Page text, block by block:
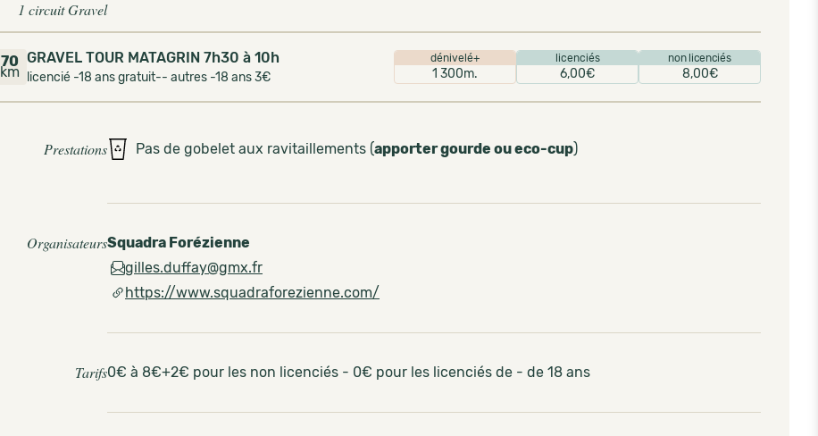
1 circuit Gravel
70
km
GRAVEL TOUR MATAGRIN 7h30 à 10h
licencié -18 ans gratuit-- autres -18 ans 3€
dénivelé+
1 300m.
licenciés
6,00€
non licenciés
8,00€
Prestations Pas de gobelet aux ravitaillements (apporter gourde ou eco-cup)
OrganisateursSquadra Forézienne
gilles.duffay@gmx.fr
https://www.squadraforezienne.com/
Tarifs0€ à 8€+2€ pour les non licenciés - 0€ pour les licenciés de - de 18 ans